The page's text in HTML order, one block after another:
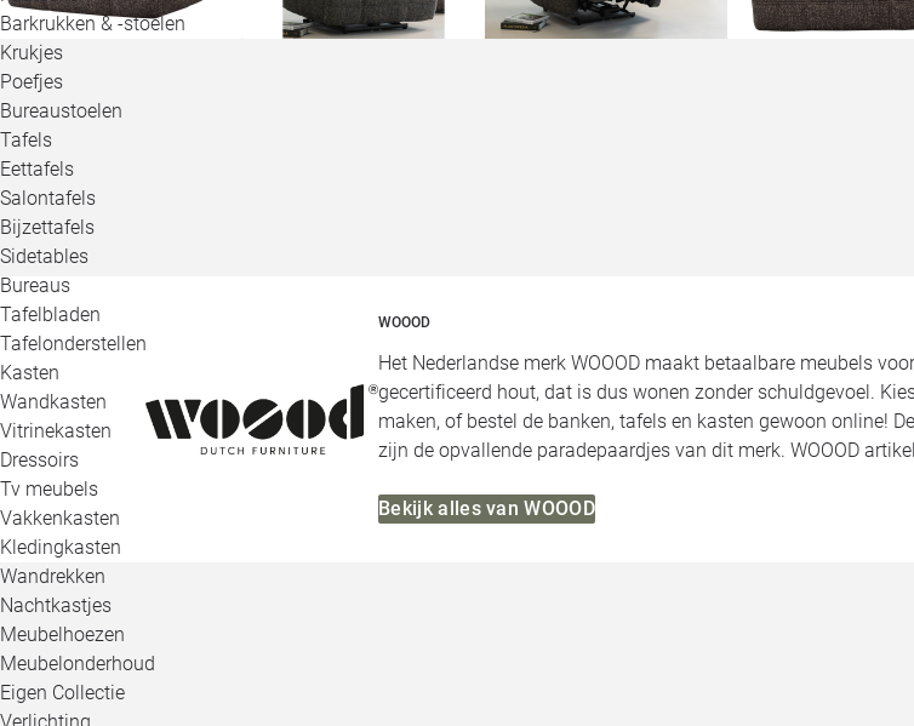
Barkrukken & -stoelen
Krukjes
Poefjes
Bureaustoelen
Tafels
Eettafels
Salontafels
Bijzettafels
Sidetables
Bureaus
Tafelbladen
Tafelonderstellen
Kasten
Wandkasten
Vitrinekasten
Dressoirs
Tv meubels
Vakkenkasten
Kledingkasten
Wandrekken
Nachtkastjes
Meubelhoezen
Meubelonderhoud
Eigen Collectie
WOOOD
Het Nederlandse merk WOOOD maakt betaalbare meubels
gecertificeerd hout, dat is dus wonen zonder schuldgevoel.
maken, of bestel de banken, tafels en kasten gewoon online!
zijn de opvallende paradepaardjes van dit merk. WOOOD
Bekijk alles van WOOOD